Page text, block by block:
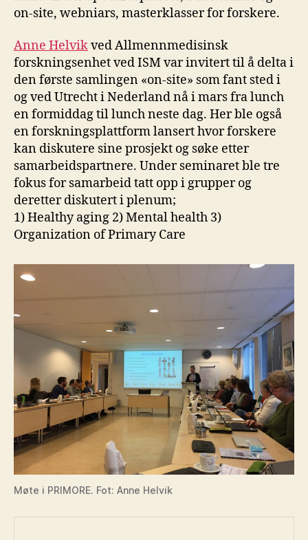
on-site, webniars, masterklasser for forskere.
Anne Helvikved Allmennmedisinsk
forskningsenhet ved ISM var invitert til å delta i
den første samlingen «on-site» som fant sted i
og ved Utrecht i Nederland nå i mars fra lunch
en formiddag til lunch neste dag. Her ble også
en forskningsplattform lansert hvor forskere
kan diskutere sine prosjekt og søke etter
samarbeidspartnere. Under seminaret ble tre
fokus for samarbeid tatt opp i grupper og
deretter diskutert i plenum;
1) Healthy aging 2) Mental health 3)
Organization of Primary Care
Møte i PRIMORE. Fot: Anne Helvik